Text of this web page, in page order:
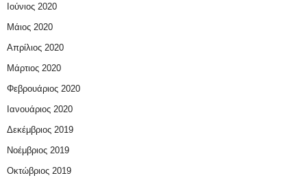
Ιούνιος 2020
Μάιος 2020
Απρίλιος 2020
Μάρτιος 2020
Φεβρουάριος 2020
Ιανουάριος 2020
Δεκέμβριος 2019
Νοέμβριος 2019
Οκτώβριος 2019